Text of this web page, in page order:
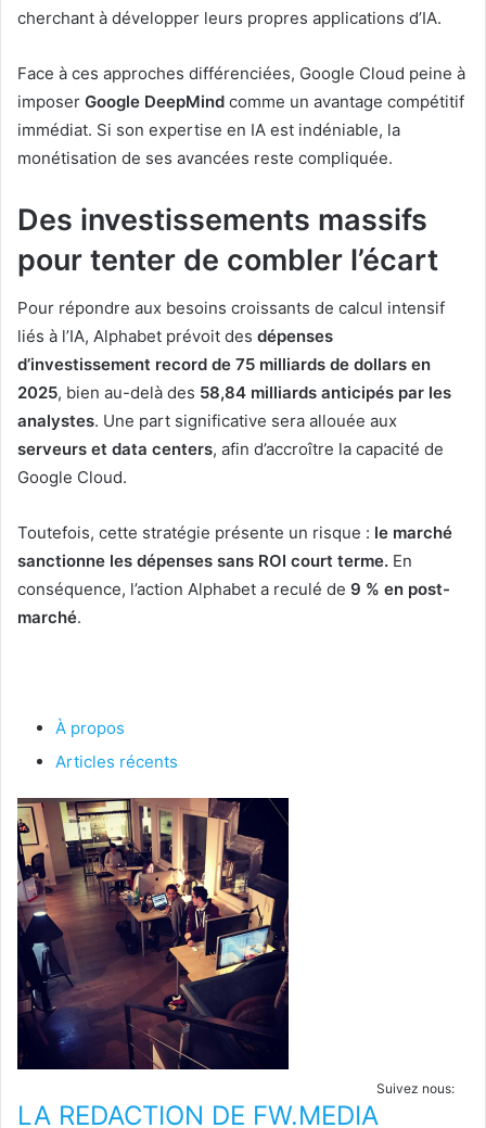
cherchant à développer leurs propres applications d’IA.
Face à ces approches différenciées, Google Cloud peine à
imposer Google DeepMind comme un avantage compétitif
immédiat. Si son expertise en IA est indéniable, la
monétisation de ses avancées reste compliquée.
Des investissements massifs
pour tenter de combler l’écart
Pour répondre aux besoins croissants de calcul intensif
liés à l’IA, Alphabet prévoit des dépenses
d’investissement record de 75 milliards de dollars en
2025, bien au-delà des 58,84 milliards anticipés par les
analystes. Une part significative sera allouée aux
serveurs et data centers, afin d’accroître la capacité de
Google Cloud.
Toutefois, cette stratégie présente un risque : le marché
sanctionne les dépenses sans ROI court terme. En
conséquence, l’action Alphabet a reculé de 9 % en post-
marché.
À propos
Articles récents
Suivez nous:
LA REDACTION DE FW.MEDIA